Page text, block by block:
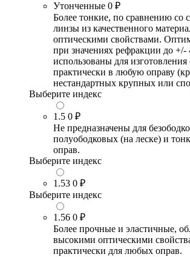
Утонченные 0 ₽
Более тонкие, по сравнению со
линзы из качественного
оптическими свойствами.
при значениях рефракции до
использованы для изготовления
практически в любую оправу
нестандартных крупных или
Выберите индекс
1.5 0 ₽
Не предназначены для
полуободковых (на леске) и
оправ.
Выберите индекс
1.53 0 ₽
Выберите индекс
1.56 0 ₽
Более прочные и эластичные,
высокими оптическими
практически для любых оправ.